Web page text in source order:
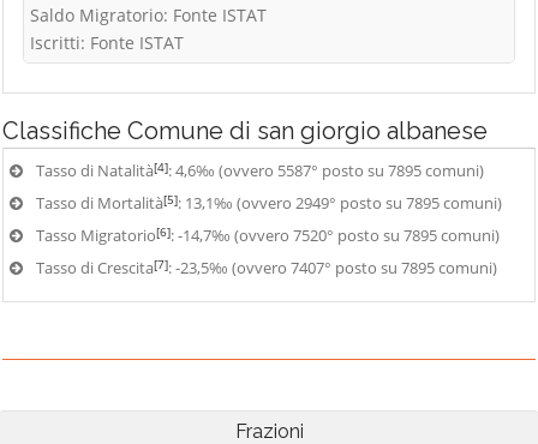
Saldo Migratorio: Fonte ISTAT
Iscritti: Fonte ISTAT
Classifiche Comune di san giorgio albanese
Tasso di Natalità[4]: 4,6‰ (ovvero 5587° posto su 7895 comuni)
Tasso di Mortalità[5]: 13,1‰ (ovvero 2949° posto su 7895 comuni)
Tasso Migratorio[6]: -14,7‰ (ovvero 7520° posto su 7895 comuni)
Tasso di Crescita[7]: -23,5‰ (ovvero 7407° posto su 7895 comuni)
Frazioni